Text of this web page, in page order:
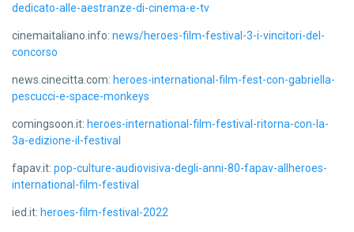
dedicato-alle-aestranze-di-cinema-e-tv
cinemaitaliano.info: news/heroes-film-festival-3-i-vincitori-del-
concorso
news.cinecitta.com: heroes-international-film-fest-con-gabriella-
pescucci-e-space-monkeys
comingsoon.it: heroes-international-film-festival-ritorna-con-la-
3a-edizione-il-festival
fapav.it: pop-culture-audiovisiva-degli-anni-80-fapav-allheroes-
international-film-festival
ied.it: heroes-film-festival-2022